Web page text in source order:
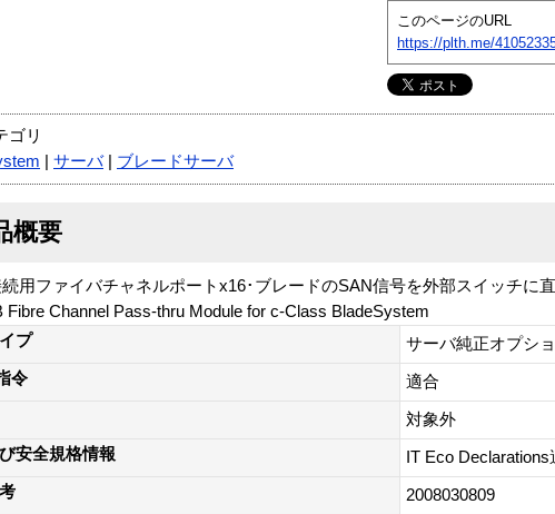
このページのURL
https://plth.me/
ゴリ
サーバ| ブレードサーバ
概要
続用ファイバチャネルポートx16･ブレードのSAN信号を外部スイッチに
Fibre Channel Pass-thru Module for c-Class BladeSystem
プ
サーバ純正オプシ
令
適合
対象外
安全規格情報
IT Eco Declarations
2008030809